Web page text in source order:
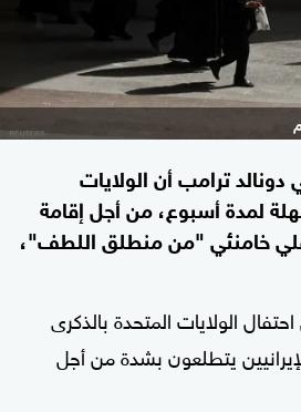
ترامب أن الولايات
لمدة أسبوع، من أجل إقامة
خامنئي "من منطلق اللطف"،
الولايات المتحدة بالذكرى
"الإيرانيين يتطلعون بشدة من أجل